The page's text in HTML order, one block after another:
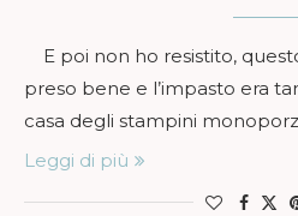
E poi non ho resistito,
preso bene e l’impasto era
casa degli stampini
Leggi di più